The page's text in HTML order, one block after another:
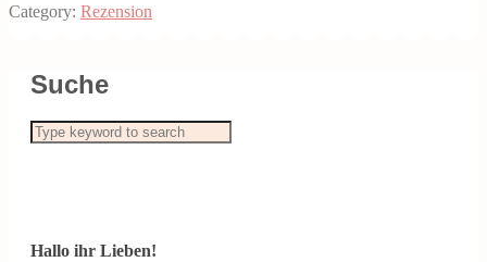
Category: Rezension
Suche
Hallo ihr Lieben!